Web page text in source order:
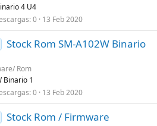
4 U4
0 13 Feb 2020
Stock Rom SM-A102W Binario
Rom
Binario 1
0 13 Feb 2020
Stock Rom / Firmware